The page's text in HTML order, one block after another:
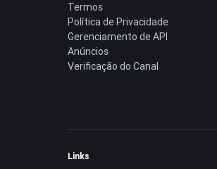
Termos
Política de Privacidade
Gerenciamento de API
Anúncios
Verificação do Canal
Links